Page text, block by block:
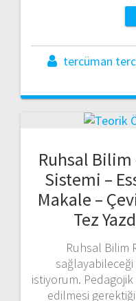
tercüman
Ruhsal Bilim
Sistemi –
Makale –
Tez
Ruhsal Bilim
istiyorum.
edilmesi